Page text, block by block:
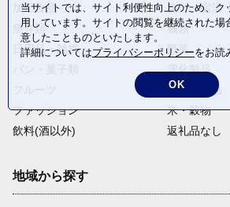
加工食品
旅行・宿泊
魚介類
麺類
日用品・雑貨
野菜
電化製品
卵・乳製品
ファッション
米・穀物
飲料(酒以外)
返礼品なし
地域から探す
当サイトでは、サイト利便性向上のため、ク
用しています。サイトの閲覧を継続された場
意したことものといたします。
詳細についてはプライバシーポリシーをお読
OK